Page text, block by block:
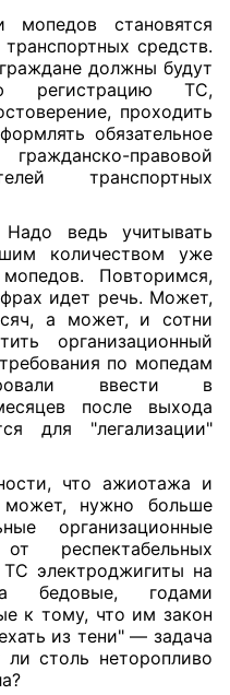
мопедов становятся
средств.
должны будут
регистрацию ТС,
проходить
обязательное
правовой
транспортных
ведь учитывать
количеством уже
Повторимся,
идет речь. Может,
а может, и сотни
организационный
по мопедам
ввести в
после выхода
для "легализации"
что ажиотажа и
нужно больше
организационные
респектабельных
электроджигиты на
бедовые, годами
к тому, что им закон
из тени" — задача
столь неторопливо